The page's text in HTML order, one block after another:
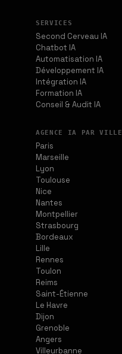
SERVICES
Second Cerveau IA
Chatbot IA
Automatisation IA
Développement IA
Intégration IA
Formation IA
Conseil & Audit IA
AGENCE IA PAR VILLE
Paris
Marseille
Lyon
Toulouse
Nice
Nantes
Montpellier
Strasbourg
Bordeaux
Lille
Rennes
Toulon
Reims
Saint-Étienne
Le Havre
Dijon
Grenoble
Angers
Villeurbanne